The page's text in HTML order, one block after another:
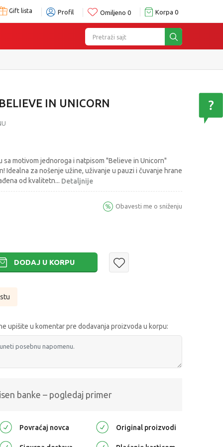
Gift lista Profil Omiljeno 0 Korpa 0
Pretraži sajt
IN UNICORN
sa motivom jednoroga i natpisom "Believe in Unicorn"
Idealna za nošenje užine, uživanje u pauzi i čuvanje hrane
od kvalitetn... Detaljnije
Obavesti me o sniženju
DODAJ U KORPU
upišite u komentar pre dodavanja proizvoda u korpu:
banke – pogledaj primer
Povraćaj novca Original proizvodi